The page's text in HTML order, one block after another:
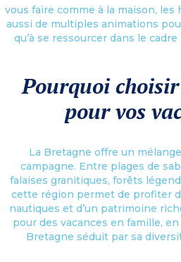
vous faire comme à la maison,
aussi de multiples animations
qu’à se ressourcer dans le
Pourquoi
pour vos
La Bretagne offre un
campagne. Entre plages de
falaises granitiques, forêts
cette région permet de profiter
nautiques et d’un patrimoine
pour des vacances en famille,
Bretagne séduit par sa